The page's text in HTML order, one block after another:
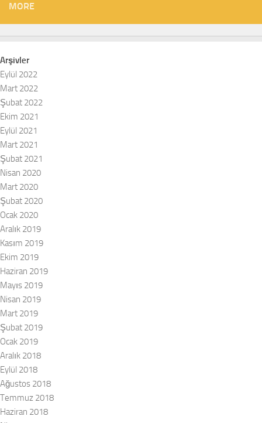
MORE
Arşivler
Eylül 2022
Mart 2022
Şubat 2022
Ekim 2021
Eylül 2021
Mart 2021
Şubat 2021
Nisan 2020
Mart 2020
Şubat 2020
Ocak 2020
Aralık 2019
Kasım 2019
Ekim 2019
Haziran 2019
Mayıs 2019
Nisan 2019
Mart 2019
Şubat 2019
Ocak 2019
Aralık 2018
Eylül 2018
Ağustos 2018
Temmuz 2018
Haziran 2018